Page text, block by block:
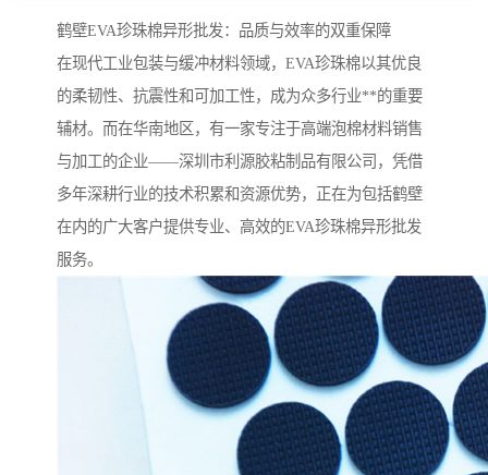
鹤壁EVA珍珠棉异形批发：品质与效率的双重保障
在现代工业包装与缓冲材料领域，EVA珍珠棉以其优良
的柔韧性、抗震性和可加工性，成为众多行业**的重要
辅材。而在华南地区，有一家专注于高端泡棉材料销售
与加工的企业——深圳市利源胶粘制品有限公司，凭借
多年深耕行业的技术积累和资源优势，正在为包括鹤壁
在内的广大客户提供专业、高效的EVA珍珠棉异形批发
服务。